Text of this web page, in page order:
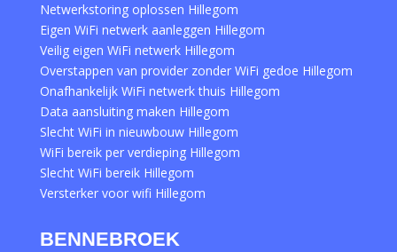
Netwerkstoring oplossen Hillegom
Eigen WiFi netwerk aanleggen Hillegom
Veilig eigen WiFi netwerk Hillegom
Overstappen van provider zonder WiFi gedoe Hillegom
Onafhankelijk WiFi netwerk thuis Hillegom
Data aansluiting maken Hillegom
Slecht WiFi in nieuwbouw Hillegom
WiFi bereik per verdieping Hillegom
Slecht WiFi bereik Hillegom
Versterker voor wifi Hillegom
BENNEBROEK